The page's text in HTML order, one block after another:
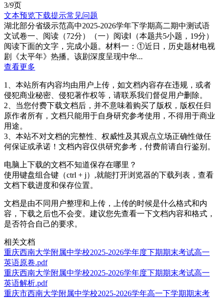
3/9页
文本预览下载提示常见问题
湖北部分省级示范高中2025-2026学年下学期高二期中测试语
文试卷一、阅读（72分）（一）阅读Ⅰ（本题共5小题，19分）
阅读下面的文字，完成小题。材料一：①近日，历史题材电视
剧《太平年》热播。该剧深度呈现中华...
查看更多
1、本站所有内容均由用户上传，如文档内容存在违规，或者
侵犯商业秘密、侵犯著作权等，请联系我们督促用户删除。
2、当您付费下载文档后，并不意味着购买了版权，版权任归
原作者所有，文档只能用于自身研究参考使用，不得用于商业
用途。
3、本站不对文档的完整性、权威性及其观点立场正确性做任
何保证或承诺！文档内容仅供研究参考，付费前请自行鉴别。
电脑上下载的文档不知道保存在哪里？
使用键盘组合键（ctrl + j）,就能打开浏览器的下载列表，查看
文档下载进度和保存位置。
文档是由不同用户整理和上传，上传的时候是什么格式和内
容，下载之后也不会变。建议您先查看一下文档内容和格式，
是否符合自己的要求。
相关文档
重庆西南大学附属中学校2025-2026学年度下期期末考试高一
英语原卷.pdf
重庆西南大学附属中学校2025-2026学年度下期期末考试高一
英语解析.pdf
重庆市西南大学附属中学校2025-2026学年高一下学期期末考